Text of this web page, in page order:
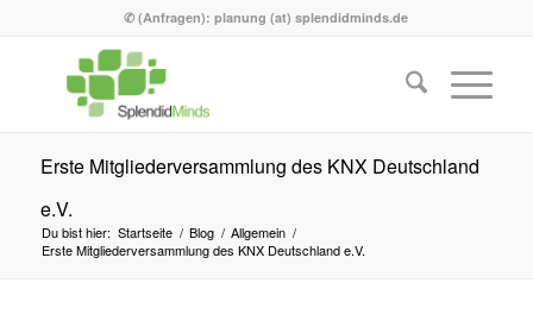
✆ (Anfragen): planung (at) splendidminds.de
Erste Mitgliederversammlung des KNX Deutschland
e.V.
Du bist hier: Startseite / Blog / Allgemein /
Erste Mitgliederversammlung des KNX Deutschland e.V.